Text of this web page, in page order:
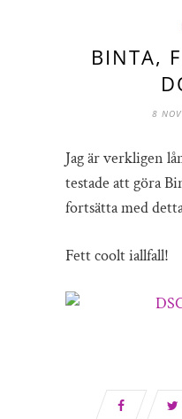
BINTA,
8
Jag är verkligen
testade att göra
fortsätta med
Fett coolt iallfall!